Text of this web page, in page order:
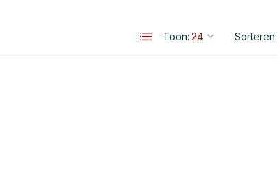
Toon: Sorteren